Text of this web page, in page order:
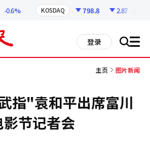
-0.6% KOSDAQ 798.8 2.87
登录 搜 all
主页 图片新闻
指"袁和平出席富川
节记者会